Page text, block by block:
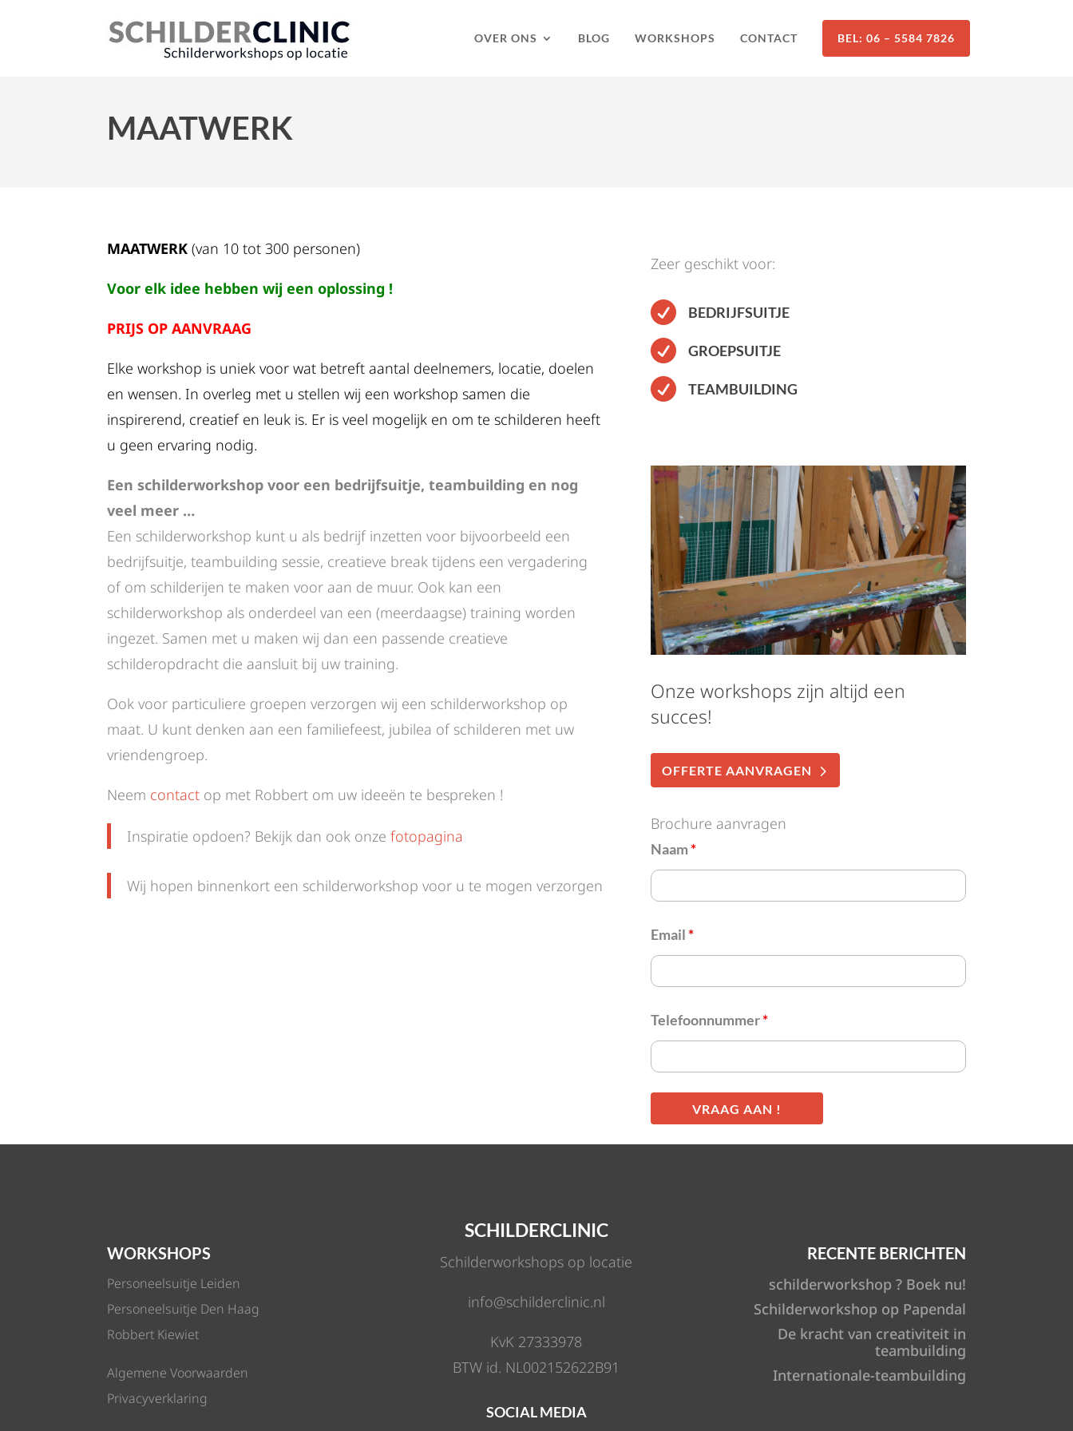
OVER ONS BLOG WORKSHOPS CONTACT BEL: 06 – 5584 7826
MAATWERK
MAATWERK(van 10 tot 300 personen)
Voor elk idee hebben wij een oplossing !
PRIJS OP AANVRAAG
Elke workshop is uniek voor wat betreft aantal deelnemers, locatie, doelen
en wensen. In overleg met u stellen wij een workshop samen die
inspirerend, creatief en leuk is. Er is veel mogelijk en om te schilderen heeft
u geen ervaring nodig.
Een schilderworkshop voor een bedrijfsuitje, teambuilding en nog
veel meer …
Een schilderworkshop kunt u als bedrijf inzetten voor bijvoorbeeld een
bedrijfsuitje, teambuilding sessie, creatieve break tijdens een vergadering
of om schilderijen te maken voor aan de muur. Ook kan een
schilderworkshop als onderdeel van een (meerdaagse) training worden
ingezet. Samen met u maken wij dan een passende creatieve
schilderopdracht die aansluit bij uw training.
Ook voor particuliere groepen verzorgen wij een schilderworkshop op
maat. U kunt denken aan een familiefeest, jubilea of schilderen met uw
vriendengroep.
Neem contact op met Robbert om uw ideeën te bespreken !
Inspiratie opdoen? Bekijk dan ook onzefotopagina
Wij hopen binnenkort een schilderworkshop voor u te mogen verzorgen
Zeer geschikt voor:
 BEDRIJFSUITJE
 GROEPSUITJE
 TEAMBUILDING
Onze workshops zijn altijd een
succes!
OFFERTE AANVRAGEN
Brochure aanvragen
Naam*
Email*
Telefoonnummer*
WORKSHOPS
Personeelsuitje Leiden
Personeelsuitje Den Haag
Robbert Kiewiet
Algemene Voorwaarden
Privacyverklaring
SCHILDERCLINIC
Schilderworkshops op locatie
info@schilderclinic.nl
KvK 27333978
BTW id. NL002152622B91
SOCIAL MEDIA
RECENTE BERICHTEN
schilderworkshop ? Boek nu!
Schilderworkshop op Papendal
De kracht van creativiteit in
teambuilding
Internationale-teambuilding